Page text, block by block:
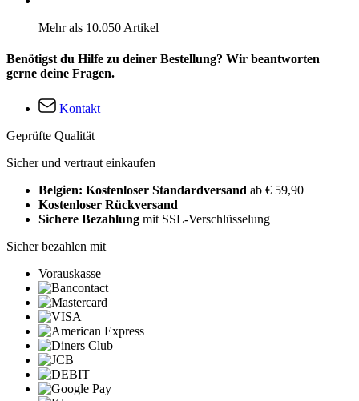
Mehr als 10.050 Artikel
Benötigst du Hilfe zu deiner Bestellung? Wir beantworten
gerne deine Fragen.
Kontakt
Geprüfte Qualität
Sicher und vertraut einkaufen
Belgien: Kostenloser Standardversand ab € 59,90
Kostenloser Rückversand
Sichere Bezahlung mit SSL-Verschlüsselung
Sicher bezahlen mit
Vorauskasse